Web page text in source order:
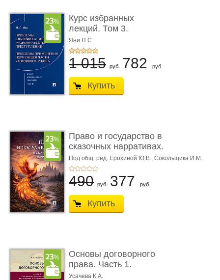
Курс избранных
лекций. Том 3.
Проблемы квалифик ...
Яни П.С.
1 015 руб. 782 руб.
Купить
Право и государство в
сказочных нарративах.
Мо ...
Под общ. ред. Ерохиной Ю.В., Сокольщика И.М.
490 руб. 377 руб.
Купить
Основы договорного
права. Часть 1.
Становление ...
Усачева К.А.